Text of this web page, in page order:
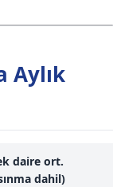
Aylık
daire ort.
dahil)